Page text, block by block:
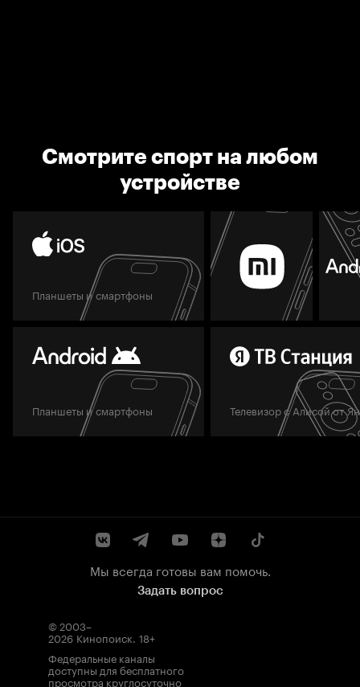
Смотрите спорт на любом
устройстве
Планшеты и смартфоны
Планшеты и смартфоны Телевизор с Алисой от
Мы всегда готовы вам помочь.
Задать вопрос
© 2003–
2026 Кинопоиск. 18+
Федеральные каналы
доступны для бесплатного
просмотра круглосуточно